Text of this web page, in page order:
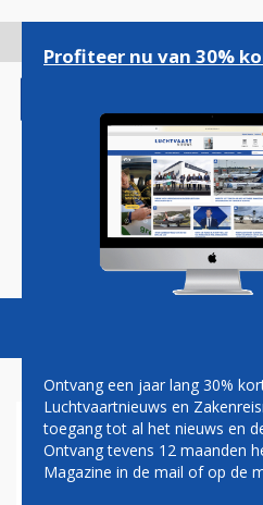
gaan
Magazine
OMNI GROUP
CAREER
Profiteer nu van 30%
Ontvang een jaar lang 30%
Luchtvaartnieuws en
toegang tot al het nieuws en
Ontvang tevens 12 maanden
Magazine in de mail of op de